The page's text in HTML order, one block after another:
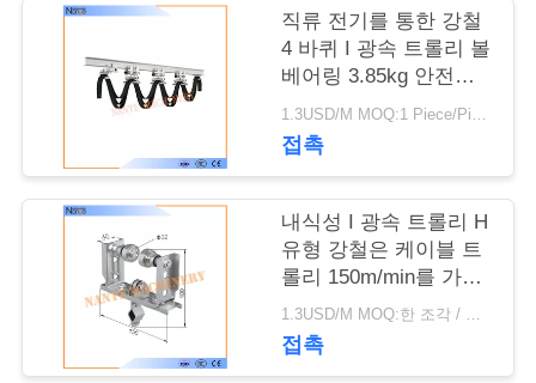
세
직류 전기를 통한 강철
4 바퀴 I 광속 트롤리 볼
베어링 3.85kg 안전한
능률
1.3USD/M MOQ:1 Piece/Pieces
접촉
내식성 I 광속 트롤리 H
유형 강철은 케이블 트
롤리 150m/min를 가로
장으로 막습니다
1.3USD/M MOQ:한 조각 / 조각
접촉